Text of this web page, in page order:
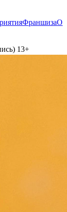
ФраншизаО
13+